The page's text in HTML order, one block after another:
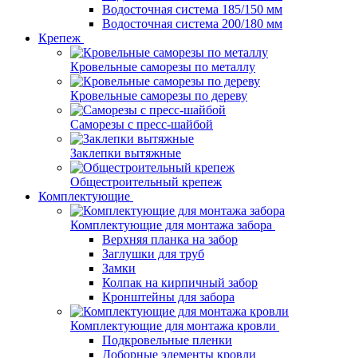
Водосточная система 185/150 мм
Водосточная система 200/180 мм
Крепеж
Кровельные саморезы по металлу
Кровельные саморезы по дереву
Саморезы с пресс-шайбой
Заклепки вытяжные
Общестроительный крепеж
Комплектующие
Комплектующие для монтажа забора
Верхняя планка на забор
Заглушки для труб
Замки
Колпак на кирпичный забор
Кронштейны для забора
Комплектующие для монтажа кровли
Подкровельные пленки
Доборные элементы кровли